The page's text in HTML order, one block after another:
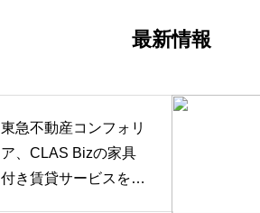
最新情報
東急不動産コンフォリ
ア、CLAS Bizの家具
付き賃貸サービスを採